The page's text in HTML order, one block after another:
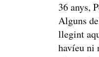
36 anys,
Alguns
llegint
havíeu ni